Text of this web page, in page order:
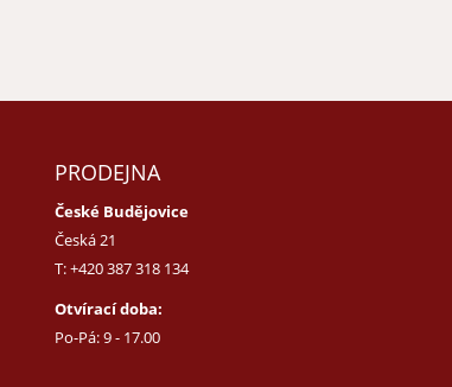
PRODEJNA
České Budějovice
Česká 21
T:+420 387 318 134
Otvírací doba:
Po-Pá: 9 - 17.00